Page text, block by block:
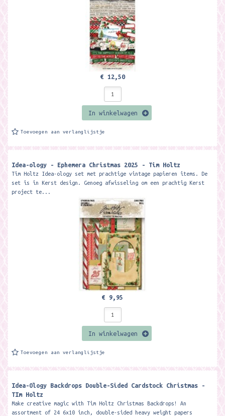
€ 12,50
In winkelwagen
Toevoegen aan verlanglijstje
Idea-ology - Ephemera Christmas 2025 - Tim Holtz
Tim Holtz Idea-ology set met prachtige vintage papieren items. De
set is in Kerst design. Genoeg afwisseling om een prachtig Kerst
project te...
€ 9,95
In winkelwagen
Toevoegen aan verlanglijstje
Idea-Ology Backdrops Double-Sided Cardstock Christmas -
TIm Holtz
Make creative magic with Tim Holtz Christmas Backdrops! An
assortment of 24 6x10 inch, double-sided heavy weight papers